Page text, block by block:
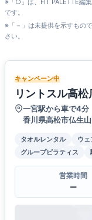
※「○」は、FIT PALETTE編
です。
※「－」は未提供を示すもの
さい。
キャンペーン中
リントスル高松
一宮駅から車で4分
香川県高松市仏生
タオルレンタル ウ
グループピラティス
営業時間
ー